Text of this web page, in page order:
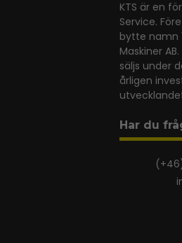
KTS är en
Service.
bytte namn
Maskiner
säljs under
årligen
Har du